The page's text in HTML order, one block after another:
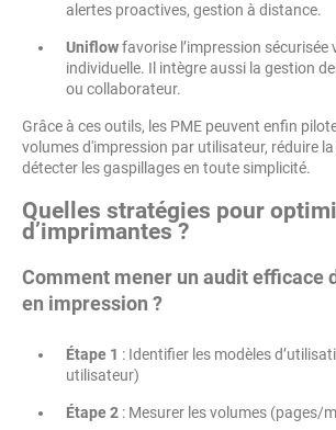
alertes proactives, gestion à distance.
Uniflowfavorise l’impression
individuelle. Il intègre aussi la gestion
ou collaborateur.
Grâce à ces outils, les PME peuvent enfin
volumes d'impression par utilisateur, réduire
détecter les gaspillages en toute simplicité.
Quelles stratégies pour
d’imprimantes ?
Comment mener un audit efficace
en impression ?
Étape 1 : Identifier les modèles
utilisateur)
Étape 2 : Mesurer les volumes (pages/